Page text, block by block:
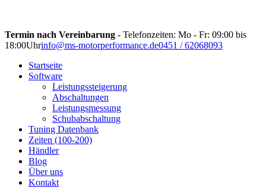
Termin nach Vereinbarung - Telefonzeiten: Mo - Fr: 09:00 bis
18:00Uhrinfo@ms-motorperformance.de0451 / 62068093
Startseite
Software
Leistungssteigerung
Abschaltungen
Leistungsmessung
Schubabschaltung
Tuning Datenbank
Zeiten (100-200)
Händler
Blog
Über uns
Kontakt